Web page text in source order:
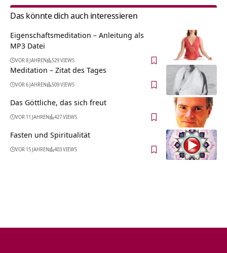
Das könnte dich auch interessieren
Eigenschaftsmeditation – Anleitung als
MP3 Datei
VOR 8 JAHREN 529 VIEWS
Meditation – Zitat des Tages
VOR 6 JAHREN 509 VIEWS
Das Göttliche, das sich freut
VOR 11 JAHREN 427 VIEWS
Fasten und Spiritualität
VOR 15 JAHREN 403 VIEWS